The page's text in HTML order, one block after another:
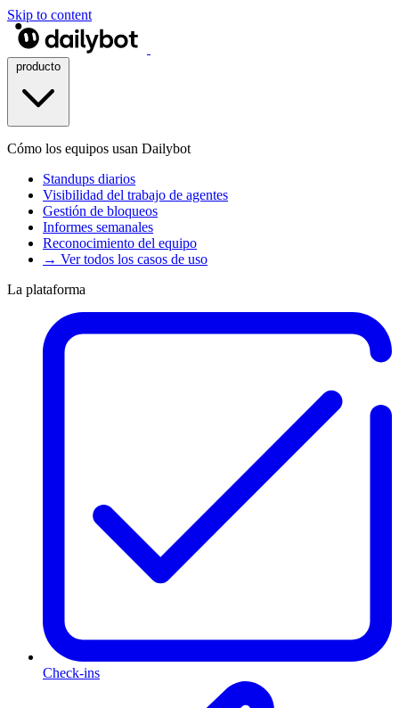
Skip to content
Cómo los equipos usan Dailybot
Standups diarios
Visibilidad del trabajo de agentes
Gestión de bloqueos
Informes semanales
Reconocimiento del equipo
→ Ver todos los casos de uso
La plataforma
Check-ins